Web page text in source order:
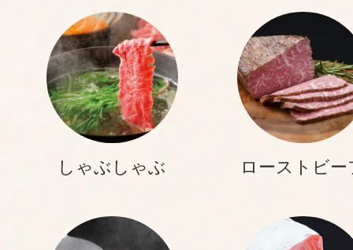
しゃぶしゃぶ ローストビー